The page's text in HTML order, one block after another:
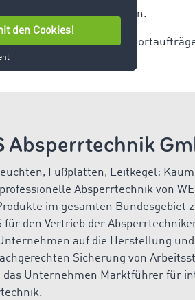
zu verwenden.
zur Anwendung
Absperrtechnik
Fußplatten, Leitkegel:
Absperrtechnik von
im gesamten Bundesgebiet
für den Vertrieb der
auf die Herstellung
Sicherung von
das Unternehmen Marktführer für